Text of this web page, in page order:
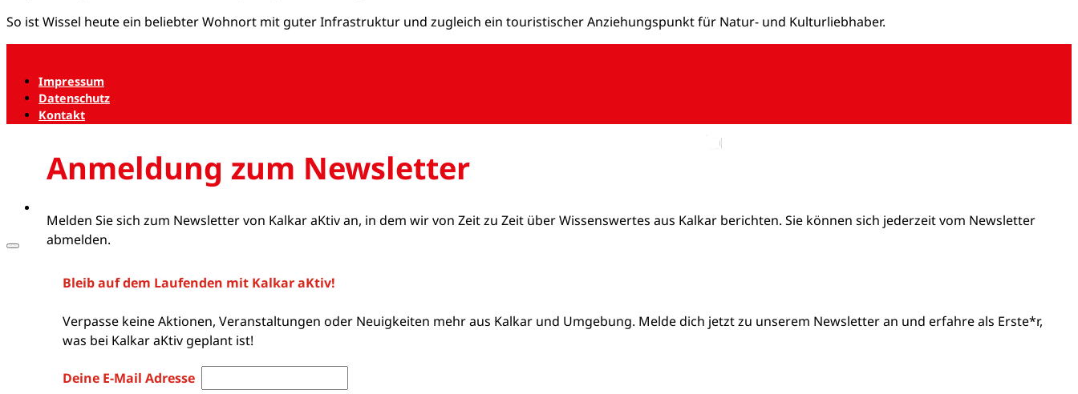
So ist Wissel heute ein beliebter Wohnort mit guter Infrastruktur und zugleich ein touristischer Anziehungspunkt für Natur- und Kulturliebhaber.
Impressum
Datenschutz
Kontakt
Anmeldung zum Newsletter
Melden Sie sich zum Newsletter von Kalkar aKtiv an, in dem wir von Zeit zu Zeit über Wissenswertes aus Kalkar berichten. Sie können sich jederzeit vom Newsletter
abmelden.
Bleib auf dem Laufenden mit Kalkar aKtiv!
Verpasse keine Aktionen, Veranstaltungen oder Neuigkeiten mehr aus Kalkar und Umgebung. Melde dich jetzt zu unserem Newsletter an und erfahre als Erste*r,
was bei Kalkar aKtiv geplant ist!
Deine E-Mail Adresse